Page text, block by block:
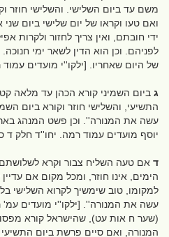
משם עד ביום השלישי. והשלישי חוזר
ואם טעו וקראו של יום שלישי ביום שני
ידי חובתם, ואין צריך לחזור ולקרות
לפניהם. וכן הוא הדין לשאר ימי
של היום שאחריו. [ילקו''י מועדים עמוד
ג ביום השמיני קורא הכהן עד מלאה
התשיעי, והשלישי חוזר וקורא ביום
עשה את המנורה''. וכן פשט המנהג
יוסף מועדים עמוד רמה. יחו''ד חלק ד
ד אם טעה השליח צבור וקרא
הימים, אינו חוזר, ומכל מקום אם
למקומו, טוב שימשיך לקרוא השלישי
עשה את המנורה''. [ילקו''י מועדים
(שער ח אות עט), שהישראל קורא
המנורה, ואם סיים פרשת ביום